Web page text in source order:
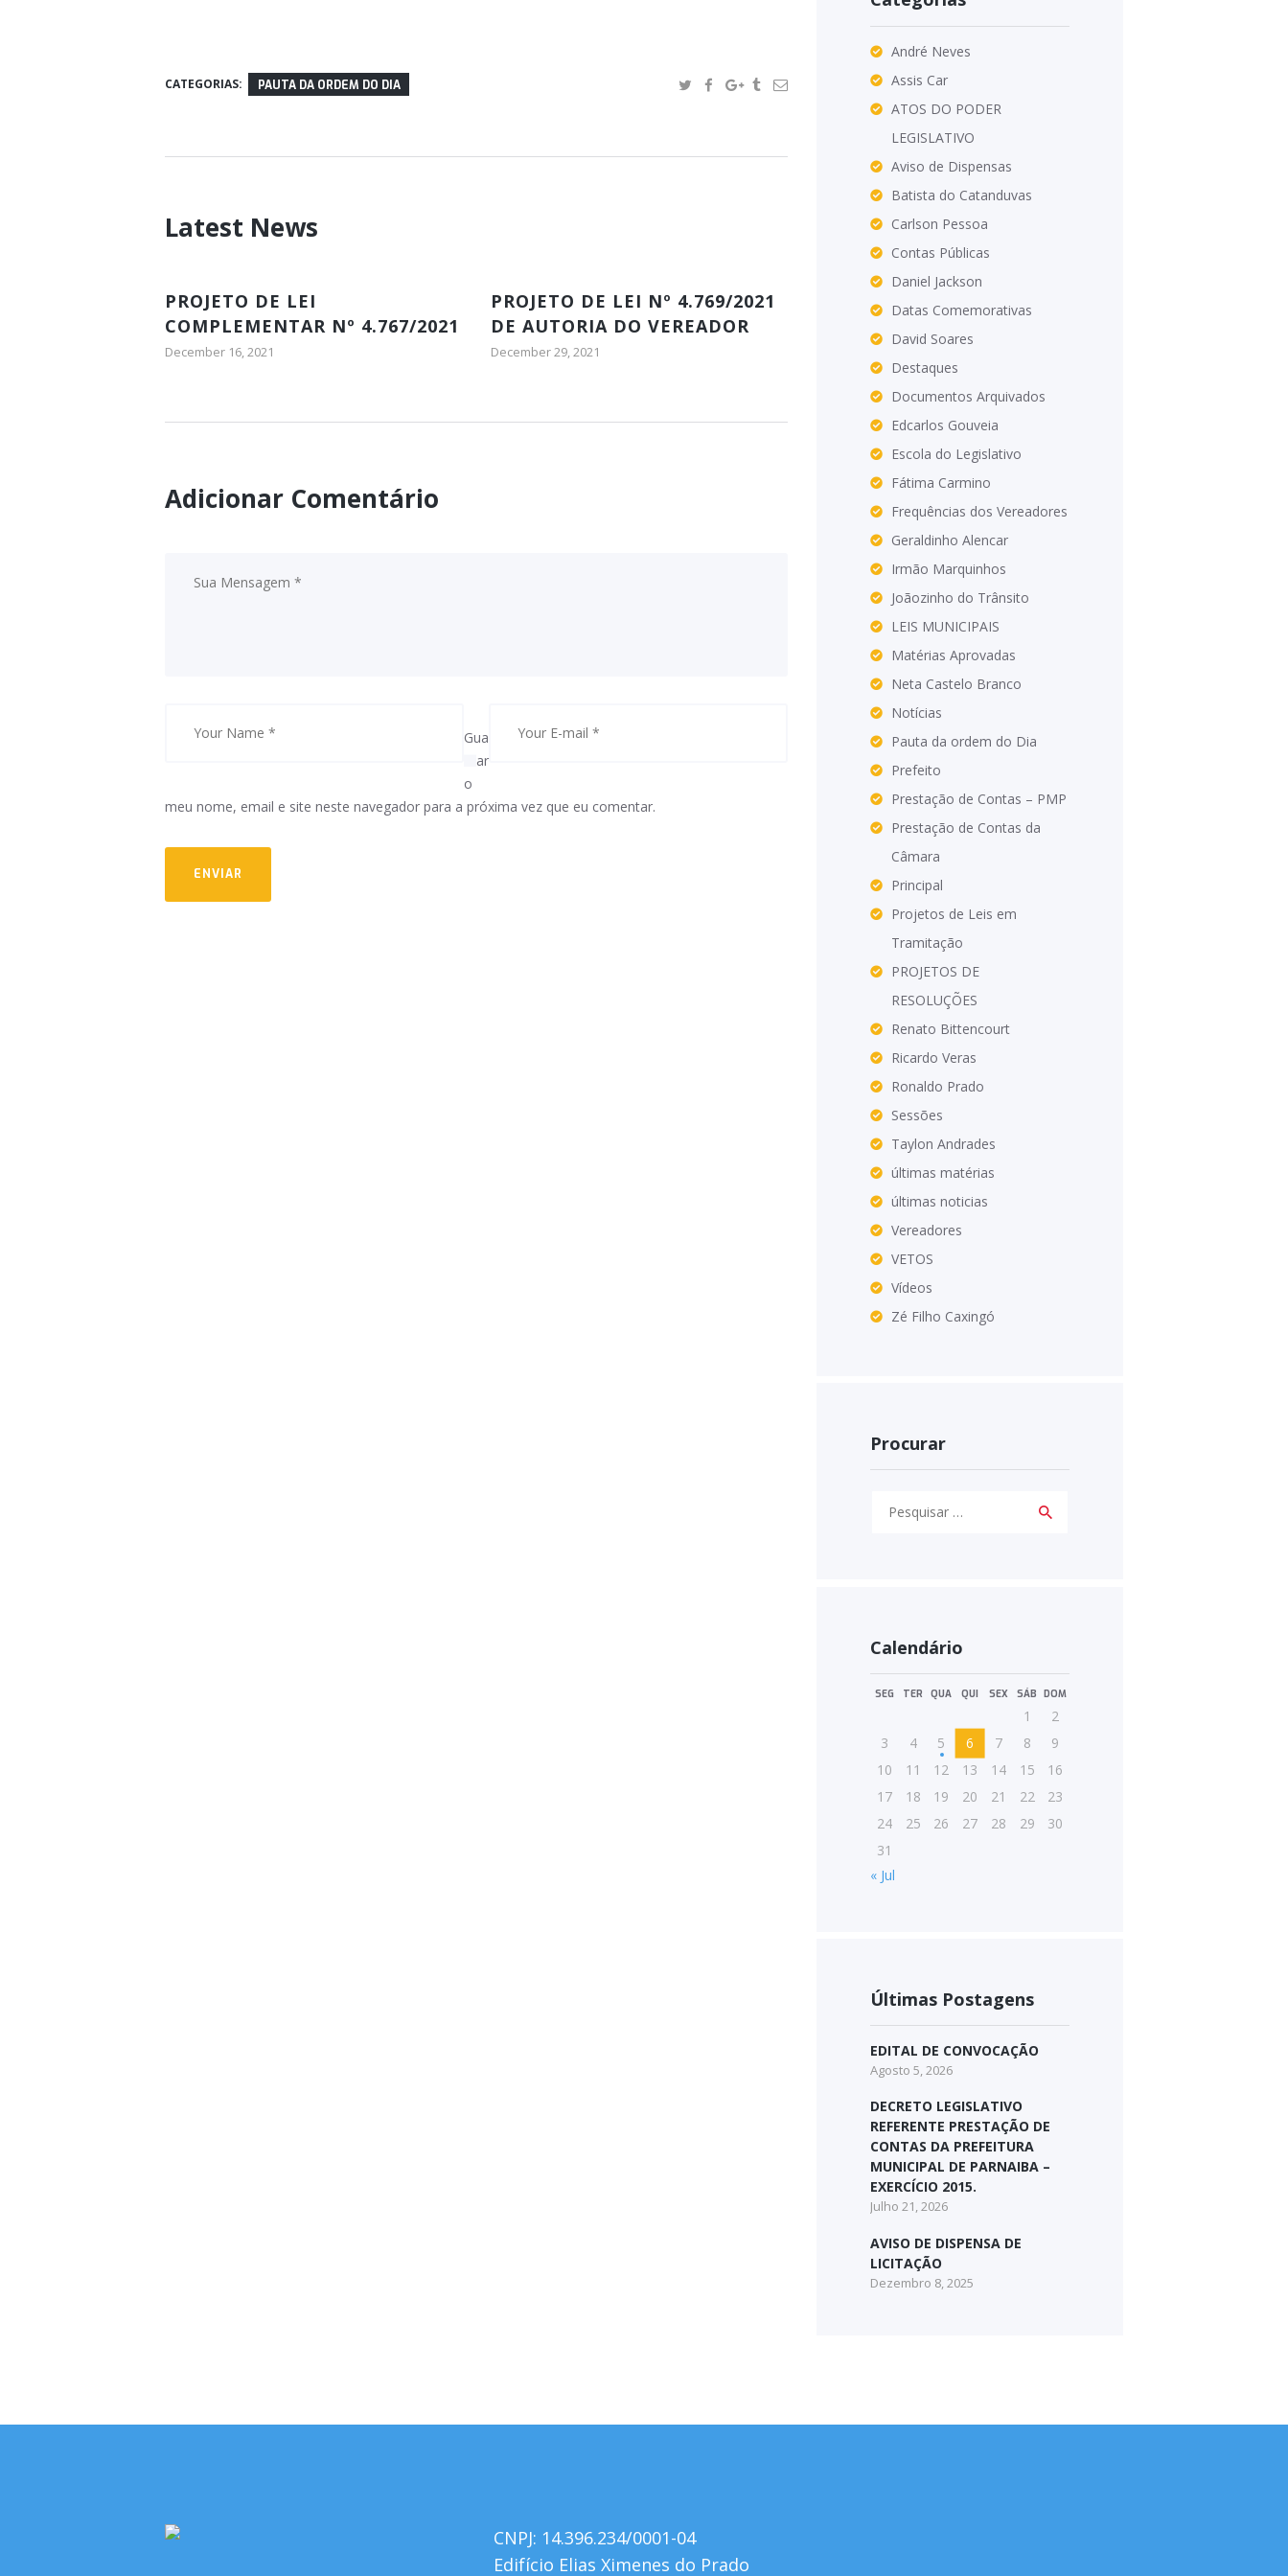
CATEGORIAS: PAUTA DA ORDEM DO DIA
Latest News
PROJETO DE LEI
COMPLEMENTAR Nº 4.767/2021
ORIUNDO DO PODER
December 16, 2021
PROJETO DE LEI Nº 4.769/2021
DE AUTORIA DO VEREADOR
BATISTA DO CATANDUVAS
December 29, 2021
Adicionar Comentário
Gua
rdar
o
meu nome, email e site neste navegador para a próxima vez que eu comentar.
André Neves
Assis Car
ATOS DO PODER
LEGISLATIVO
Aviso de Dispensas
Batista do Catanduvas
Carlson Pessoa
Contas Públicas
Daniel Jackson
Datas Comemorativas
David Soares
Destaques
Documentos Arquivados
Edcarlos Gouveia
Escola do Legislativo
Fátima Carmino
Frequências dos Vereadores
Geraldinho Alencar
Irmão Marquinhos
Joãozinho do Trânsito
LEIS MUNICIPAIS
Matérias Aprovadas
Neta Castelo Branco
Notícias
Pauta da ordem do Dia
Prefeito
Prestação de Contas – PMP
Prestação de Contas da
Câmara
Principal
Projetos de Leis em
Tramitação
PROJETOS DE
RESOLUÇÕES
Renato Bittencourt
Ricardo Veras
Ronaldo Prado
Sessões
Taylon Andrades
últimas matérias
últimas noticias
Vereadores
VETOS
Vídeos
Zé Filho Caxingó
Procurar
por:
Calendário
SEG TER QUA QUI SEX SÁB DOM
1
2
3
4 5 6 7 8
9
10
11 12 13 14 15
16
17
18 19 20 21 22
23
24
25 26 27 28 29
30
31
« Jul
Últimas Postagens
EDITAL DE CONVOCAÇÃO
Agosto 5, 2026
DECRETO LEGISLATIVO
REFERENTE PRESTAÇÃO DE
CONTAS DA PREFEITURA
MUNICIPAL DE PARNAIBA –
EXERCÍCIO 2015.
Julho 21, 2026
AVISO DE DISPENSA DE
LICITAÇÃO
Dezembro 8, 2025
CNPJ: 14.396.234/0001-04
Edifício Elias Ximenes do Prado